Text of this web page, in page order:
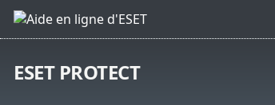
ESET PROTECT